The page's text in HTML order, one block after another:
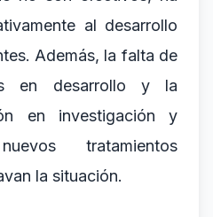
al desarrollo
Además, la falta de
en desarrollo y la
en investigación y
tratamientos
la situación.